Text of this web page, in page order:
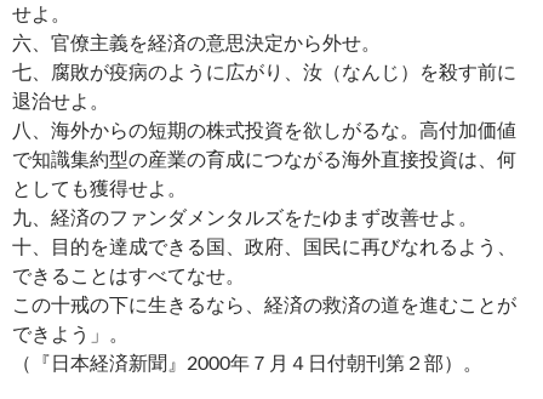
せよ。
六、官僚主義を経済の意思決定から外せ。
七、腐敗が疫病のように広がり、汝（なんじ）を殺す前に
退治せよ。
八、海外からの短期の株式投資を欲しがるな。高付加価値
で知識集約型の産業の育成につながる海外直接投資は、何
としても獲得せよ。
九、経済のファンダメンタルズをたゆまず改善せよ。
十、目的を達成できる国、政府、国民に再びなれるよう、
できることはすべてなせ。
この十戒の下に生きるなら、経済の救済の道を進むことが
できよう」。
（『日本経済新聞』2000年７月４日付朝刊第２部）。